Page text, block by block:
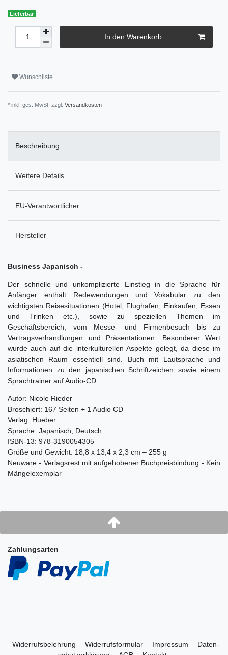
Lieferbar
In den Warenkorb
Wunschliste
* inkl. ges. MwSt. zzgl. Versandkosten
Beschreibung
Weitere Details
EU-Verantwortlicher
Hersteller
Business Japanisch -
Der schnelle und unkomplizierte Einstieg in die Sprache für
Anfänger enthält Redewendungen und Vokabular zu den
wichtigsten Reisesituationen (Hotel, Flughafen, Einkaufen, Essen
und Trinken etc.), sowie zu speziellen Themen im
Geschäftsbereich, vom Messe- und Firmenbesuch bis zu
Vertragsverhandlungen und Präsentationen. Besonderer Wert
wurde auch auf die interkulturellen Aspekte gelegt, da diese im
asiatischen Raum essentiell sind. Buch mit Lautsprache und
Informationen zu den japanischen Schriftzeichen sowie einem
Sprachtrainer auf Audio-CD.
Autor: Nicole Rieder
Broschiert: 167 Seiten + 1 Audio CD
Verlag: Hueber
Sprache: Japanisch, Deutsch
ISBN-13: 978-3190054305
Größe und Gewicht: 18,8 x 13,4 x 2,3 cm – 255 g
Neuware - Verlagsrest mit aufgehobener Buchpreisbindung - Kein
Mängelexemplar
Zahlungsarten
Widerrufs­belehrung Widerrufs­formular Impressum
Daten­